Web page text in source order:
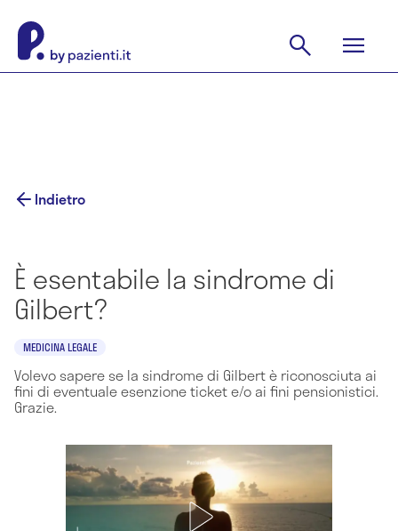
Indietro
È esentabile la sindrome di
Gilbert?
MEDICINA LEGALE
Volevo sapere se la sindrome di Gilbert è riconosciuta ai
fini di eventuale esenzione ticket e/o ai fini pensionistici.
Grazie.